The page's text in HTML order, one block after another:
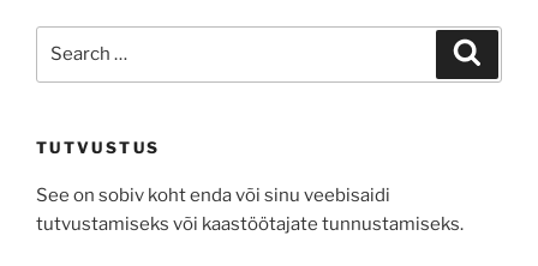
TUTVUSTUS
See on sobiv koht enda või sinu veebisaidi
tutvustamiseks või kaastöötajate tunnustamiseks.